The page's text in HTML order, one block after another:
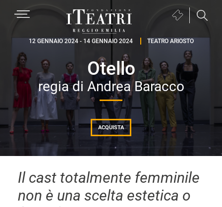
principale
pagina
Fondazione
Teatri
Reggio
Emilia
Biglietteria
apre
in
una
nuova
finestra)
12 GENNAIO 2024 - 14 GENNAIO 2024 TEATRO ARIOSTO
Otello
regia di Andrea Baracco
ACQUISTA
Il cast totalmente femminile
non è una scelta estetica o